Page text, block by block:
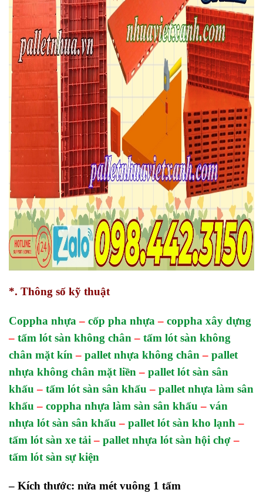
*. Thông số kỹ thuật
Coppha nhựa – cốp pha nhựa – coppha xây dựng
– tấm lót sàn không chân – tấm lót sàn không
chân mặt kín – pallet nhựa không chân – pallet
nhựa không chân mặt liền – pallet lót sàn sân
khấu – tấm lót sàn sân khấu – pallet nhựa làm sân
khấu – coppha nhựa làm sàn sân khấu – ván
nhựa lót sàn sân khấu – pallet lót sàn kho lạnh –
tấm lót sàn xe tải – pallet nhựa lót sàn hội chợ–
tấm lót sàn sự kiện
– Kích thước: nửa mét vuông 1 tấm